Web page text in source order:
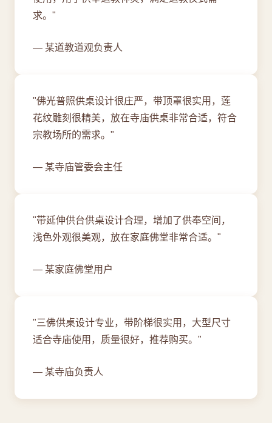
求。"
— 某道教道观负责人
"佛光普照供桌设计很庄严，带顶罩很实用，莲
花纹雕刻很精美，放在寺庙供桌非常合适，符合
宗教场所的需求。"
— 某寺庙管委会主任
"带延伸供台供桌设计合理，增加了供奉空间，
浅色外观很美观，放在家庭佛堂非常合适。"
— 某家庭佛堂用户
"三佛供桌设计专业，带阶梯很实用，大型尺寸
适合寺庙使用，质量很好，推荐购买。"
— 某寺庙负责人